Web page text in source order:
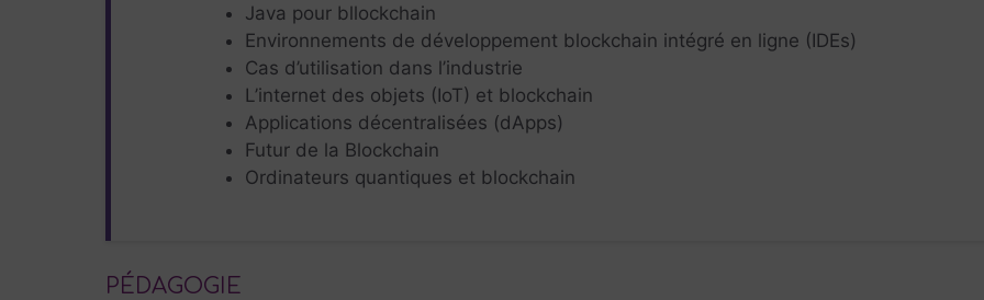
Java pour bllockchain
Environnements de développement blockchain intégré en ligne (IDEs)
Cas d’utilisation dans l’industrie
L’internet des objets (IoT) et blockchain
Applications décentralisées (dApps)
Futur de la Blockchain
Ordinateurs quantiques et blockchain
PÉDAGOGIE